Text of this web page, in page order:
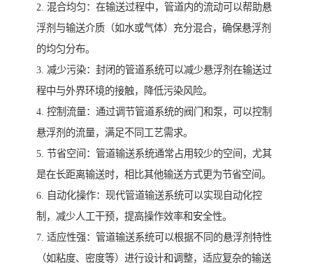
2. 混合均匀：在输送过程中，管道内的流动可以帮助悬
浮剂与输送介质（如水或气体）充分混合，确保悬浮剂
的均匀分布。
3. 减少污染：封闭的管道系统可以减少悬浮剂在输送过
程中与外界环境的接触，降低污染风险。
4. 控制流量：通过调节管道系统的阀门和泵，可以控制
悬浮剂的流量，满足不同工艺需求。
5. 节省空间：管道输送系统通常占用较少的空间，尤其
是在长距离输送时，相比其他输送方式更为节省空间。
6. 自动化操作：现代管道输送系统可以实现自动化控
制，减少人工干预，提高操作效率和安全性。
7. 适应性强：管道输送系统可以根据不同的悬浮剂特性
（如粘度、密度等）进行设计和调整，适应复杂的输送